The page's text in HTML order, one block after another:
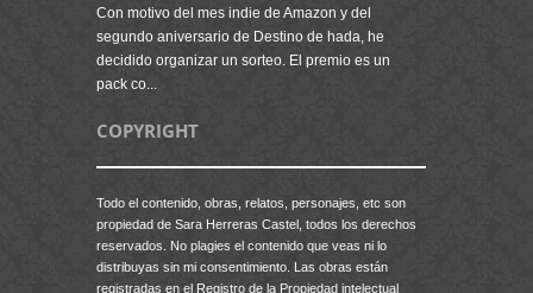
Con motivo del mes indie de Amazon y del
segundo aniversario de Destino de hada, he
decidido organizar un sorteo. El premio es un
pack co...
COPYRIGHT
Todo el contenido, obras, relatos, personajes, etc son
propiedad de Sara Herreras Castel, todos los derechos
reservados. No plagies el contenido que veas ni lo
distribuyas sin mi consentimiento. Las obras están
registradas en el Registro de la Propiedad intelectual